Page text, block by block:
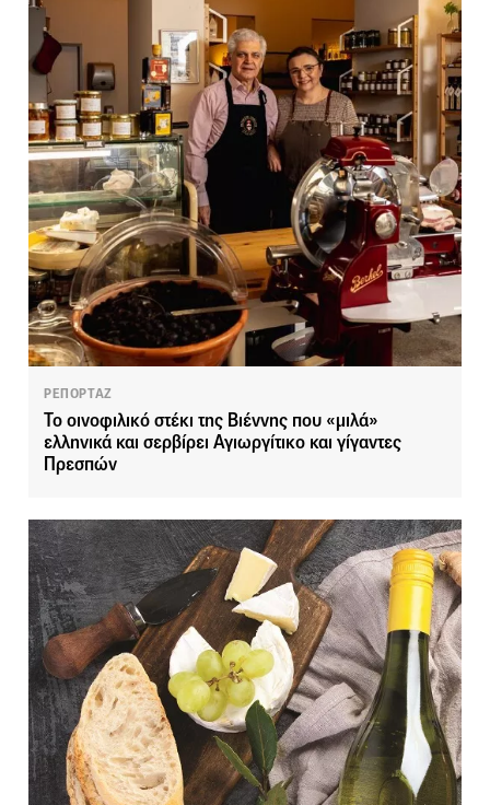
ΡΕΠΟΡΤΑΖ
Το οινοφιλικό στέκι της Βιέννης που «μιλά»
ελληνικά και σερβίρει Αγιωργίτικο και γίγαντες
Πρεσπών